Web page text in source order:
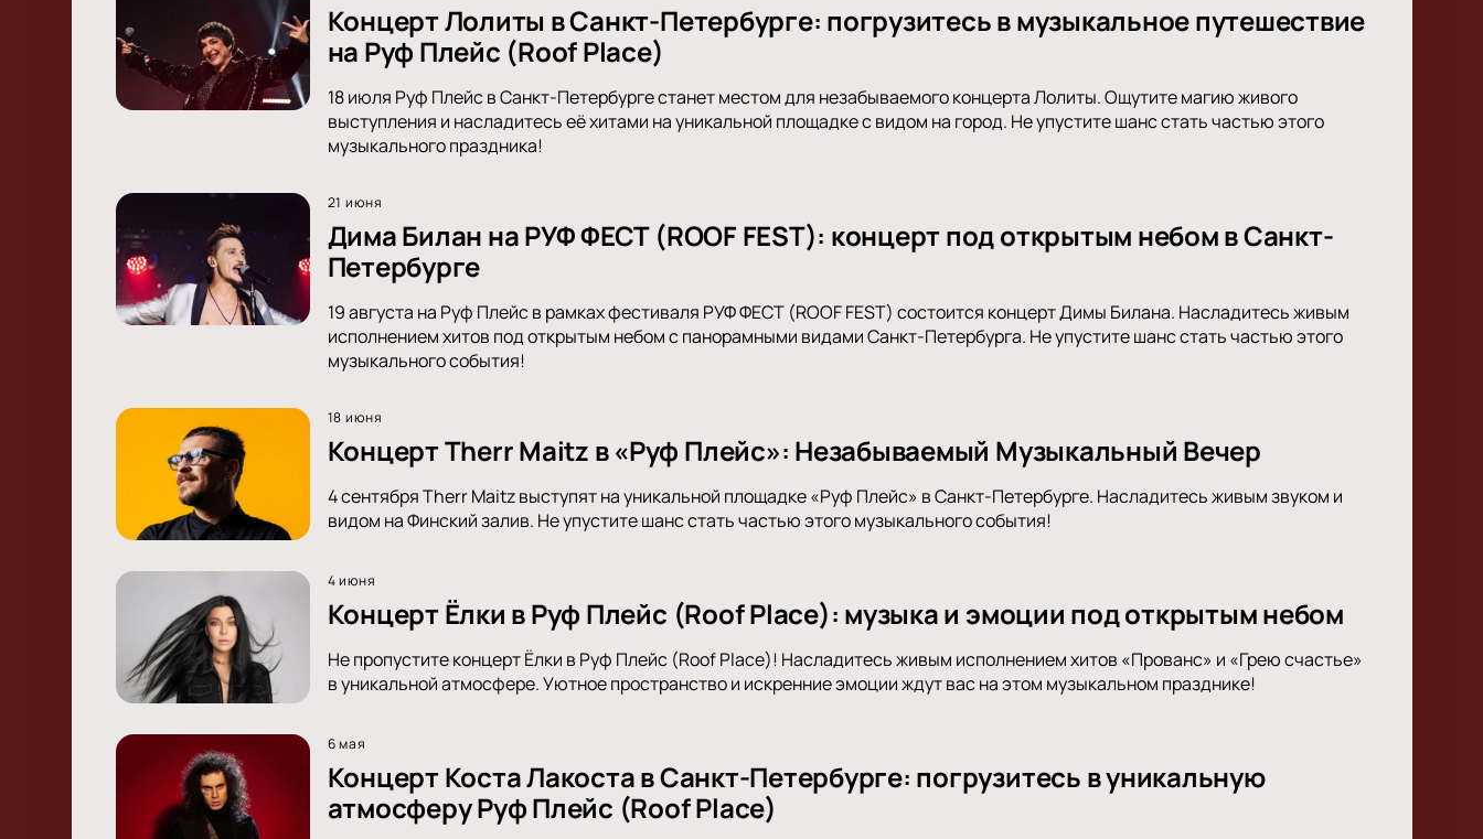
Концерт Лолиты в Санкт-Петербурге: погрузитесь в музыкальное путешествие
на Руф Плейс (Roof Place)
18 июля Руф Плейс в Санкт-Петербурге станет местом для незабываемого концерта Лолиты. Ощутите магию живого
выступления и насладитесь её хитами на уникальной площадке с видом на город. Не упустите шанс стать частью этого
музыкального праздника!
21 июня
Дима Билан на РУФ ФЕСТ (ROOF FEST): концерт под открытым небом в Санкт-
Петербурге
19 августа на Руф Плейс в рамках фестиваля РУФ ФЕСТ (ROOF FEST) состоится концерт Димы Билана. Насладитесь живым
исполнением хитов под открытым небом с панорамными видами Санкт-Петербурга. Не упустите шанс стать частью этого
музыкального события!
18 июня
Концерт Therr Maitz в «Руф Плейс»: Незабываемый Музыкальный Вечер
4 сентября Therr Maitz выступят на уникальной площадке «Руф Плейс» в Санкт-Петербурге. Насладитесь живым звуком и
видом на Финский залив. Не упустите шанс стать частью этого музыкального события!
4 июня
Концерт Ёлки в Руф Плейс (Roof Place): музыка и эмоции под открытым небом
Не пропустите концерт Ёлки в Руф Плейс (Roof Place)! Насладитесь живым исполнением хитов «Прованс» и «Грею счастье»
в уникальной атмосфере. Уютное пространство и искренние эмоции ждут вас на этом музыкальном празднике!
6 мая
Концерт Коста Лакоста в Санкт-Петербурге: погрузитесь в уникальную
атмосферу Руф Плейс (Roof Place)